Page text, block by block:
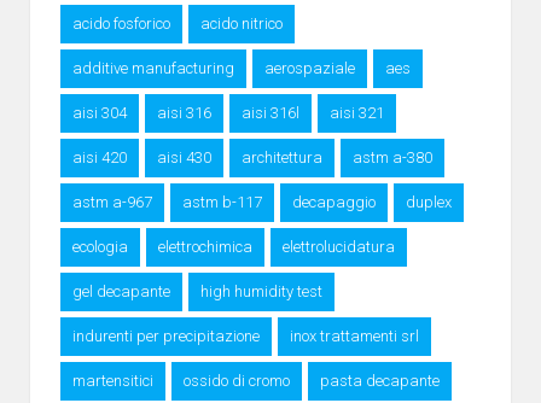
acido fosforico acido nitrico
additive manufacturing aerospaziale aes
aisi 304 aisi 316 aisi 316l aisi 321
aisi 420 aisi 430 architettura astm a-380
astm a-967 astm b-117 decapaggio duplex
ecologia elettrochimica elettrolucidatura
gel decapante high humidity test
indurenti per precipitazione inox trattamenti srl
martensitici ossido di cromo pasta decapante